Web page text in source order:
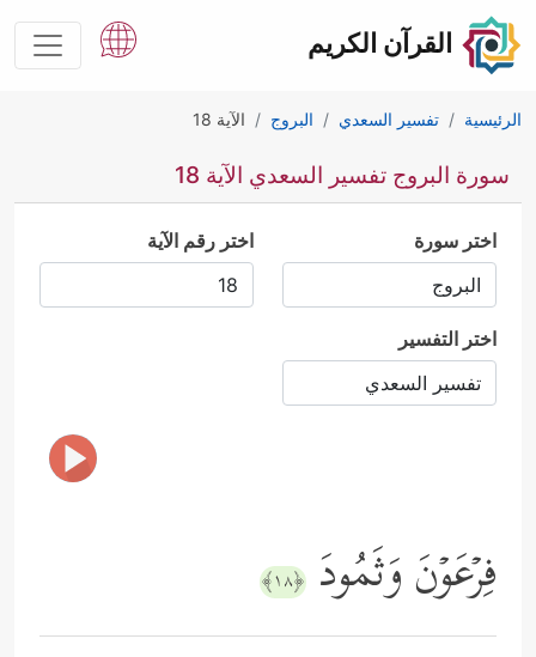
القرآن الكريم
الرئيسية تفسير السعدي البروج الآية 18
سورة البروج تفسير السعدي الآية 18
اختر سورة اختر رقم الآية
اختر التفسير
فِرۡعَوۡنَ وَثَمُودَ ﴿١٨﴾